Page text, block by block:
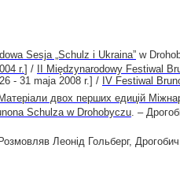
Sesja „Schulz i Ukraina” w
r.] / II Międzynarodowy Festiwal
- 31 maja 2008 r.] / IV Festiwal
двох перших едицій
Schulza w Drohobyczu. –
Леонід Гольберг,